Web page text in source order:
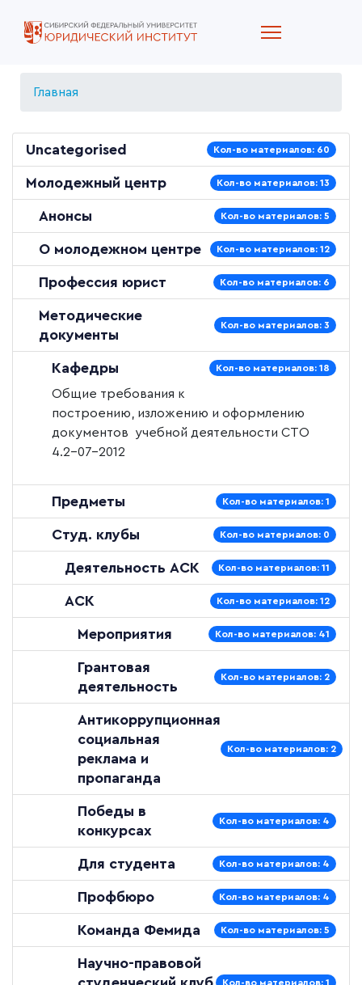
Главная
Uncategorised Кол-во материалов: 60
Молодежный центр Кол-во материалов: 13
Анонсы Кол-во материалов: 5
О молодежном центре Кол-во материалов: 12
Профессия юрист Кол-во материалов: 6
Методические
документы
Кол-во материалов: 3
Кафедры Кол-во материалов: 18
Общие требования к
построению, изложению и оформлению
документов учебной деятельности СТО
4.2–07–2012
Предметы Кол-во материалов: 1
Студ. клубы Кол-во материалов: 0
Деятельность АСК Кол-во материалов: 11
АСК Кол-во материалов: 12
Мероприятия Кол-во материалов: 41
Грантовая
деятельность
Кол-во материалов: 2
Антикоррупционная
социальная
реклама и
пропаганда
Кол-во материалов: 2
Победы в
конкурсах
Кол-во материалов: 4
Для студента Кол-во материалов: 4
Профбюро Кол-во материалов: 4
Команда Фемида Кол-во материалов: 5
Научно-правовой
Кол-во материалов: 1